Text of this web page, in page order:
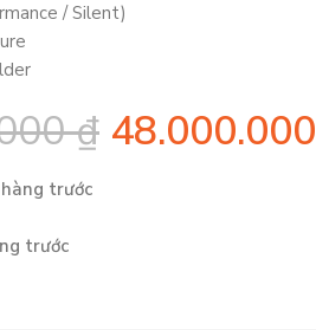
/ Silent)
₫ 48.000.000
trước
trước